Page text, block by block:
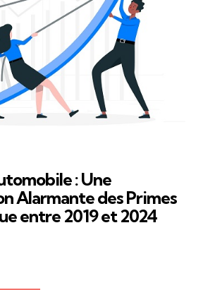
: Une
Alarmante des Primes
entre 2019 et 2024